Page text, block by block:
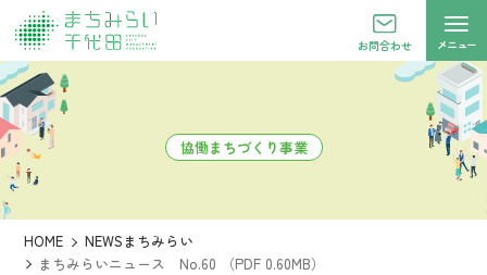
お問合わせ メニュー
協働まちづくり事業
HOME
NEWSまちみらい
まちみらいニュース No.60 （PDF 0.60MB）